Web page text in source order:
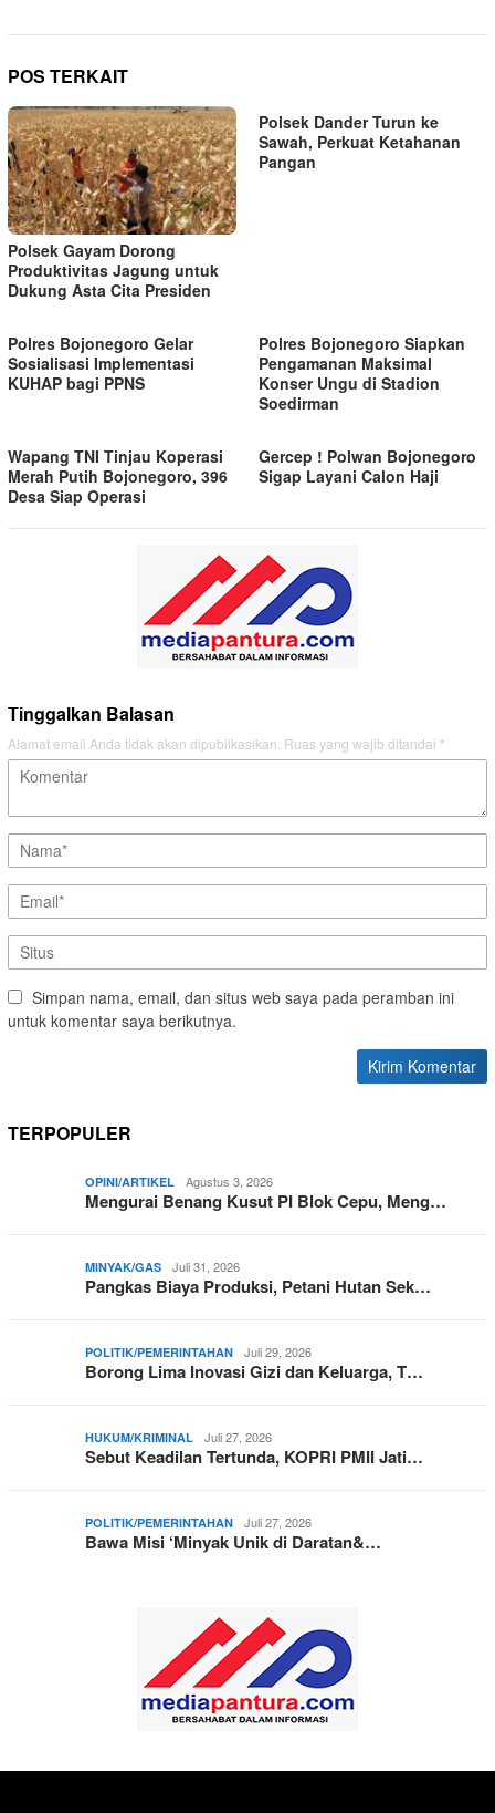
POS TERKAIT
Polsek Gayam Dorong
Produktivitas Jagung untuk
Dukung Asta Cita Presiden
Polsek Dander Turun ke
Sawah, Perkuat Ketahanan
Pangan
Polres Bojonegoro Gelar
Sosialisasi Implementasi
KUHAP bagi PPNS
Polres Bojonegoro Siapkan
Pengamanan Maksimal
Konser Ungu di Stadion
Soedirman
Wapang TNI Tinjau Koperasi
Merah Putih Bojonegoro, 396
Desa Siap Operasi
Gercep ! Polwan Bojonegoro
Sigap Layani Calon Haji
Tinggalkan Balasan
Alamat email Anda tidak akan dipublikasikan. Ruas yang wajib ditandai *
Simpan nama, email, dan situs web saya pada peramban ini
untuk komentar saya berikutnya.
TERPOPULER
OPINI/ARTIKEL Agustus 3, 2026
Mengurai Benang Kusut PI Blok Cepu, Meng…
MINYAK/GAS Juli 31, 2026
Pangkas Biaya Produksi, Petani Hutan Sek…
POLITIK/PEMERINTAHAN Juli 29, 2026
Borong Lima Inovasi Gizi dan Keluarga, T…
HUKUM/KRIMINAL Juli 27, 2026
Sebut Keadilan Tertunda, KOPRI PMII Jati…
POLITIK/PEMERINTAHAN Juli 27, 2026
Bawa Misi ‘Minyak Unik di Daratan&…